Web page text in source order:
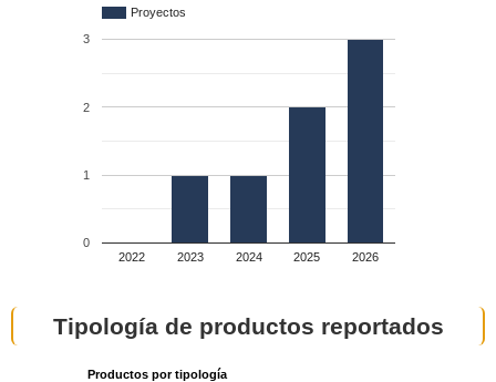
Proyectos
2022 2023 2024 2025 2026
0
1
2
3
Tipología de productos reportados
Productos por tipología